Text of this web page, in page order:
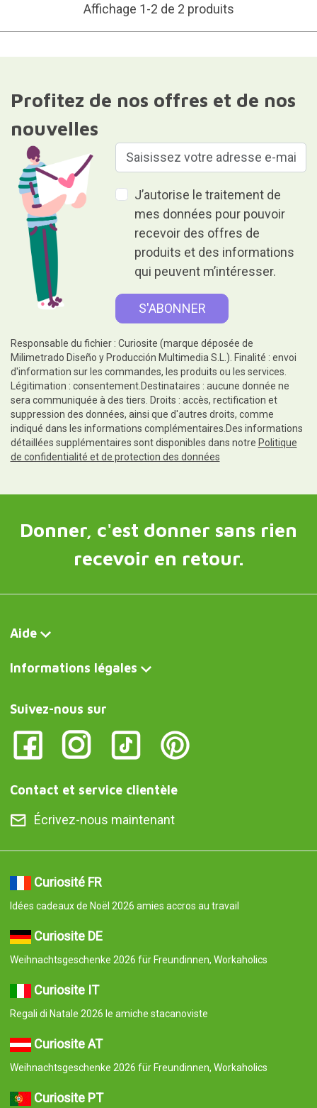
Affichage 1-2 de 2 produits
Profitez de nos offres et de nos
nouvelles
J’autorise le traitement de
mes données pour pouvoir
recevoir des offres de
produits et des informations
qui peuvent m’intéresser.
Responsable du fichier : Curiosite (marque déposée de
Milimetrado Diseño y Producción Multimedia S.L.). Finalité : envoi
d'information sur les commandes, les produits ou les services.
Légitimation : consentement.Destinataires : aucune donnée ne
sera communiquée à des tiers. Droits : accès, rectification et
suppression des données, ainsi que d'autres droits, comme
indiqué dans les informations complémentaires.Des informations
détaillées supplémentaires sont disponibles dans notre Politique
de confidentialité et de protection des données
Donner, c'est donner sans rien
recevoir en retour.
Aide
Informations légales
Suivez-nous sur
Contact et service clientèle
Écrivez-nous maintenant
Curiosité FR
Idées cadeaux de Noël 2026 amies accros au travail
Curiosite DE
Weihnachtsgeschenke 2026 für Freundinnen, Workaholics
Curiosite IT
Regali di Natale 2026 le amiche stacanoviste
Curiosite AT
Weihnachtsgeschenke 2026 für Freundinnen, Workaholics
Curiosite PT